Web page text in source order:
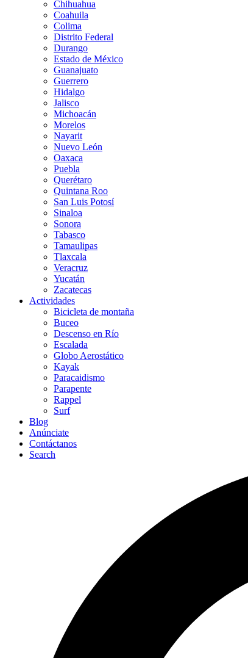
Chihuahua
Coahuila
Colima
Distrito Federal
Durango
Estado de México
Guanajuato
Guerrero
Hidalgo
Jalisco
Michoacán
Morelos
Nayarit
Nuevo León
Oaxaca
Puebla
Querétaro
Quintana Roo
San Luis Potosí
Sinaloa
Sonora
Tabasco
Tamaulipas
Tlaxcala
Veracruz
Yucatán
Zacatecas
Actividades
Bicicleta de montaña
Buceo
Descenso en Río
Escalada
Globo Aerostático
Kayak
Paracaidismo
Parapente
Rappel
Surf
Blog
Anúnciate
Contáctanos
Search